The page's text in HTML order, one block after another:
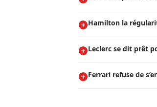
Hamilton la
Leclerc se dit prêt
Ferrari refuse de